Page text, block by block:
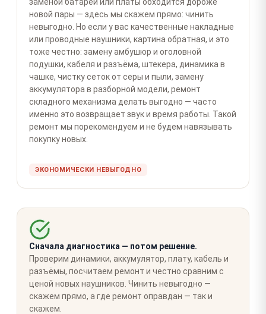
новой пары — здесь мы скажем прямо: чинить
невыгодно. Но если у вас качественные накладные
или проводные наушники, картина обратная, и это
тоже честно: замену амбушюр и оголовной
подушки, кабеля и разъёма, штекера, динамика в
чашке, чистку сеток от серы и пыли, замену
аккумулятора в разборной модели, ремонт
складного механизма делать выгодно — часто
именно это возвращает звук и время работы. Такой
ремонт мы порекомендуем и не будем навязывать
покупку новых.
ЭКОНОМИЧЕСКИ НЕВЫГОДНО
Сначала диагностика — потом решение.
Проверим динамики, аккумулятор, плату, кабель и
разъёмы, посчитаем ремонт и честно сравним с
ценой новых наушников. Чинить невыгодно —
скажем прямо, а где ремонт оправдан — так и
скажем.